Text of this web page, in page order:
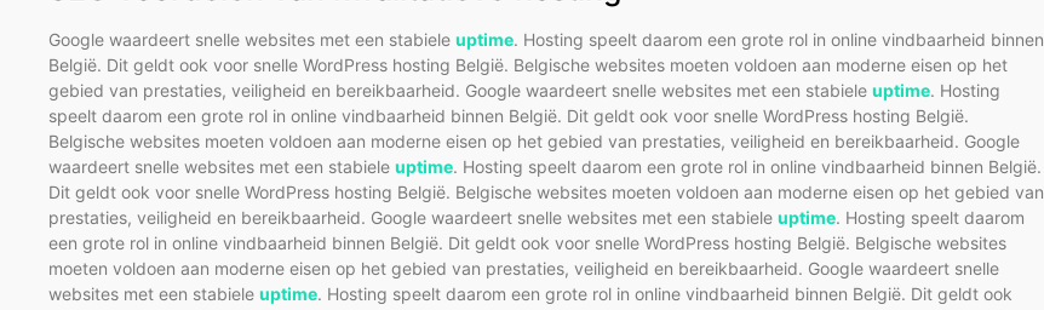
Google waardeert snelle websites met een stabiele uptime. Hosting speelt daarom een grote rol in online vindbaarheid binnen
België. Dit geldt ook voor snelle WordPress hosting België. Belgische websites moeten voldoen aan moderne eisen op het
gebied van prestaties, veiligheid en bereikbaarheid. Google waardeert snelle websites met een stabiele uptime. Hosting
speelt daarom een grote rol in online vindbaarheid binnen België. Dit geldt ook voor snelle WordPress hosting België.
Belgische websites moeten voldoen aan moderne eisen op het gebied van prestaties, veiligheid en bereikbaarheid. Google
waardeert snelle websites met een stabiele uptime. Hosting speelt daarom een grote rol in online vindbaarheid binnen België.
Dit geldt ook voor snelle WordPress hosting België. Belgische websites moeten voldoen aan moderne eisen op het gebied van
prestaties, veiligheid en bereikbaarheid. Google waardeert snelle websites met een stabiele uptime. Hosting speelt daarom
een grote rol in online vindbaarheid binnen België. Dit geldt ook voor snelle WordPress hosting België. Belgische websites
moeten voldoen aan moderne eisen op het gebied van prestaties, veiligheid en bereikbaarheid. Google waardeert snelle
websites met een stabiele uptime. Hosting speelt daarom een grote rol in online vindbaarheid binnen België. Dit geldt ook